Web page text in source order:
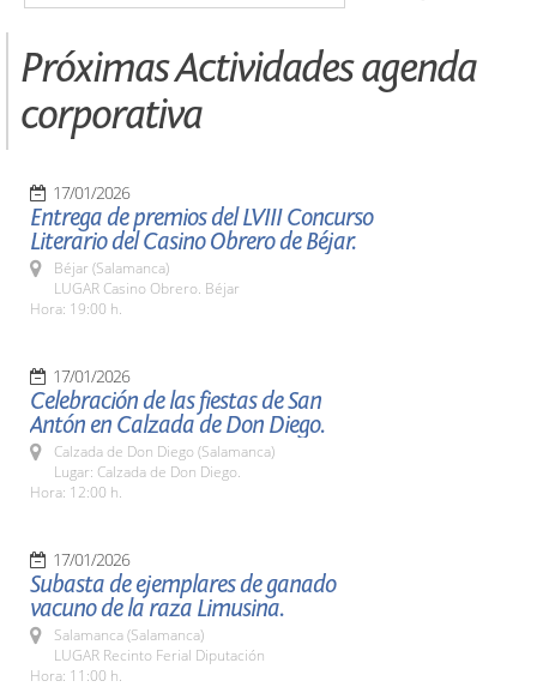
Próximas Actividades agenda
corporativa
17/01/2026
Entrega de premios del LVIII Concurso
Literario del Casino Obrero de Béjar.
Béjar (Salamanca)
LUGAR Casino Obrero. Béjar
Hora: 19:00 h.
17/01/2026
Celebración de las fiestas de San
Antón en Calzada de Don Diego.
Calzada de Don Diego (Salamanca)
Lugar: Calzada de Don Diego.
Hora: 12:00 h.
17/01/2026
Subasta de ejemplares de ganado
vacuno de la raza Limusina.
Salamanca (Salamanca)
LUGAR Recinto Ferial Diputación
Hora: 11:00 h.